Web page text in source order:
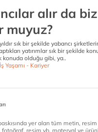
alır da
muyuz?
sık bir şekilde yabancı
yatırımlar sık bir şekilde
konuda olduğu gibi, ya..
İş Yaşamı - Kariyer
yer alan tüm metin,
resim vb. materyal ve